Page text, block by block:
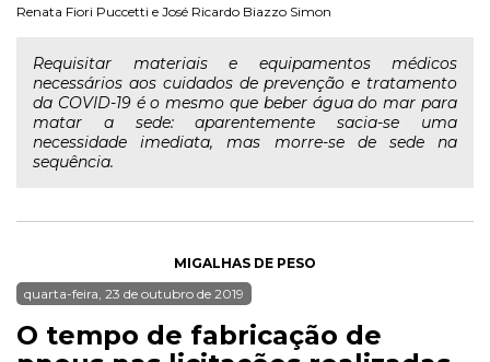
Renata Fiori Puccetti e José Ricardo Biazzo Simon
Requisitar materiais e equipamentos médicos
necessários aos cuidados de prevenção e tratamento
da COVID-19 é o mesmo que beber água do mar para
matar a sede: aparentemente sacia-se uma
necessidade imediata, mas morre-se de sede na
sequência.
MIGALHAS DE PESO
quarta-feira, 23 de outubro de 2019
O tempo de fabricação de